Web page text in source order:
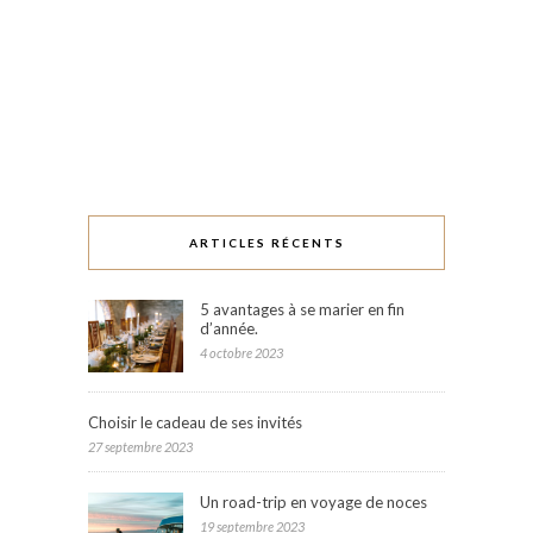
ARTICLES RÉCENTS
5 avantages à se marier en fin
d’année.
4 octobre 2023
Choisir le cadeau de ses invités
27 septembre 2023
Un road-trip en voyage de noces
19 septembre 2023